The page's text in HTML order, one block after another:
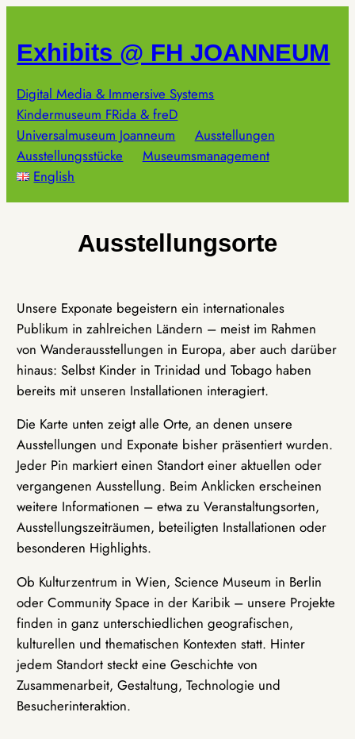
springen
Exhibits @ FH JOANNEUM
Digital Media & Immersive Systems
Kindermuseum FRida & freD
Universalmuseum Joanneum
Ausstellungen
Ausstellungsstücke
Museumsmanagement
English
Ausstellungsorte
Unsere Exponate begeistern ein internationales
Publikum in zahlreichen Ländern – meist im Rahmen
von Wanderausstellungen in Europa, aber auch darüber
hinaus: Selbst Kinder in Trinidad und Tobago haben
bereits mit unseren Installationen interagiert.
Die Karte unten zeigt alle Orte, an denen unsere
Ausstellungen und Exponate bisher präsentiert wurden.
Jeder Pin markiert einen Standort einer aktuellen oder
vergangenen Ausstellung. Beim Anklicken erscheinen
weitere Informationen – etwa zu Veranstaltungsorten,
Ausstellungszeiträumen, beteiligten Installationen oder
besonderen Highlights.
Ob Kulturzentrum in Wien, Science Museum in Berlin
oder Community Space in der Karibik – unsere Projekte
finden in ganz unterschiedlichen geografischen,
kulturellen und thematischen Kontexten statt. Hinter
jedem Standort steckt eine Geschichte von
Zusammenarbeit, Gestaltung, Technologie und
Besucherinteraktion.